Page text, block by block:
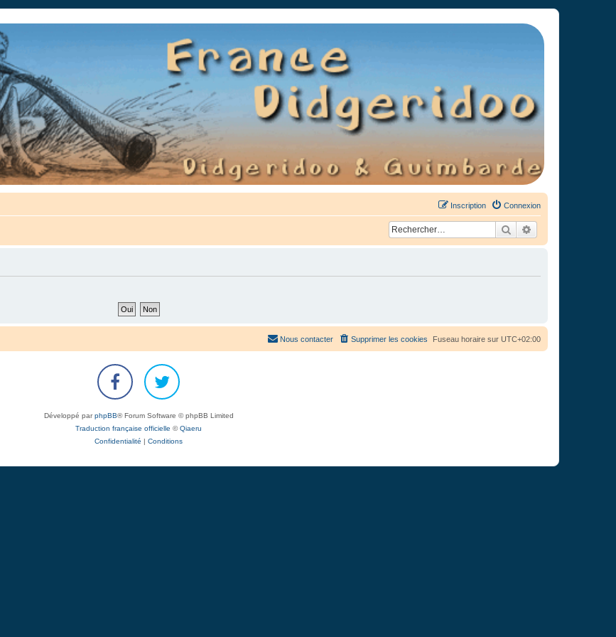
Connexion
Inscription
Rechercher
Fuseau horaire sur UTC+02:00
Supprimer les cookies
Nous contacter
Développé parphpBB® Forum Software © phpBB Limited
Traduction française officielle ©Qiaeru
Confidentialité | Conditions